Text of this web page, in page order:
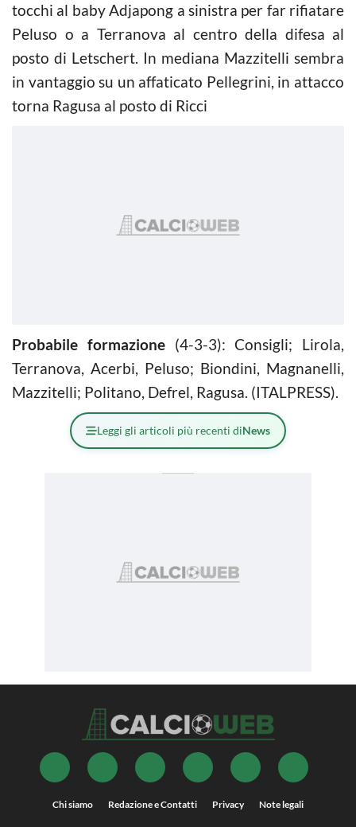
tocchi al baby Adjapong a sinistra per far rifiatare
Peluso o a Terranova al centro della difesa al
posto di Letschert. In mediana Mazzitelli sembra
in vantaggio su un affaticato Pellegrini, in attacco
torna Ragusa al posto di Ricci
Probabile formazione(4-3-3): Consigli; Lirola,
Terranova, Acerbi, Peluso; Biondini, Magnanelli,
Mazzitelli; Politano, Defrel, Ragusa. (ITALPRESS).
Leggi gli articoli più recenti diNews
Chi siamo Redazione e Contatti Privacy Note legali